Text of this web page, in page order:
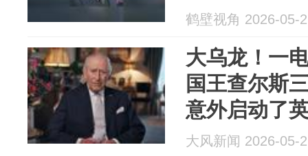
尔斯三世登
应良好”
鹤壁视角 2026-05-
大乌龙！一
国王查尔斯
意外启动了
大风新闻 2026-05-